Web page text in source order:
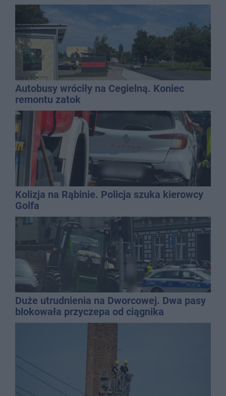
Autobusy wróciły na Cegielną. Koniec
remontu zatok
Kolizja na Rąbinie. Policja szuka kierowcy
Golfa
Duże utrudnienia na Dworcowej. Dwa pasy
blokowała przyczepa od ciągnika